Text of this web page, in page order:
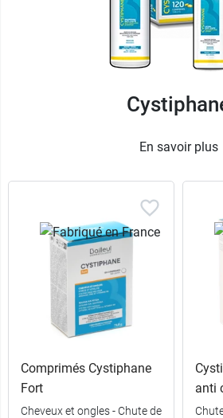
En savoir plus
Comprimés Cystiphane
Fort
Cheveux et ongles - Chute de
anti